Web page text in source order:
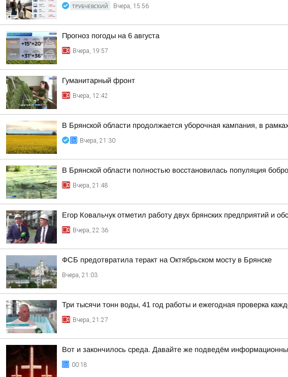
ТРУБЧЕВСКИЙ Вчера, 15:56
Прогноз погоды на 6 августа
Вчера, 19:57
Гуманитарный фронт
Вчера, 12:42
В Брянской области продолжается уборочная кампания, в
Вчера, 21:30
В Брянской области полностью восстановилась популяция
Вчера, 21:48
Егор Ковальчук отметил работу двух брянских предприятий и
Вчера, 22:36
ФСБ предотвратила теракт на Октябрьском мосту в Брянске
Вчера, 21:03
Три тысячи тонн воды, 41 год работы и ежегодная проверка
Вчера, 21:27
Вот и закончилось среда. Давайте же подведём
00:18